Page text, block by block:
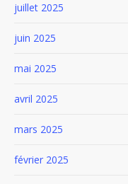
juillet 2025
juin 2025
mai 2025
avril 2025
mars 2025
février 2025